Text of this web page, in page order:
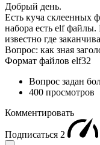
Добрый день.
Есть куча склеенных
набора есть elf
известно где
Вопрос: как зная
Формат файлов elf32
Вопрос задан
400 просмотров
Комментировать
Подписаться 2